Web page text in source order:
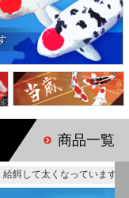
商品一覧
給餌して太くなっています!